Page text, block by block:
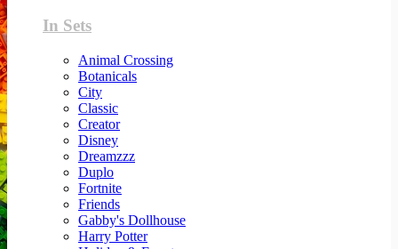
In Sets
Animal Crossing
Botanicals
City
Classic
Creator
Disney
Dreamzzz
Duplo
Fortnite
Friends
Gabby's Dollhouse
Harry Potter